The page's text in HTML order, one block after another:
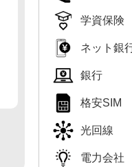
学資保険
ネット銀
銀行
格安SIM
光回線
電力会社